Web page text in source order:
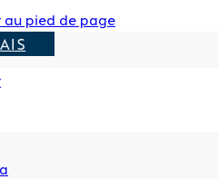
au pied de page